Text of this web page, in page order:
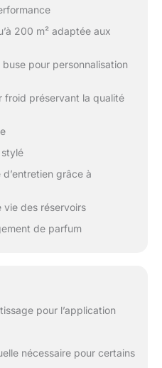
d'aromathérapie
Aromad ? :
priorité non
performance du
visons à créer
l'atmosphère
maisons et les
collection de
transformer les
assurant que
200 m² adaptée aux
pour personnalisation
froid préservant la qualité
grâce à
vie des réservoirs
de parfum
pour l’application
nécessaire pour certains